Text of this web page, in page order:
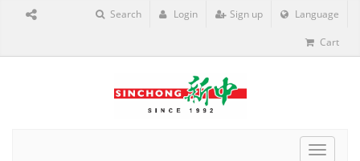
Search Login Sign up Language
Cart
Toggle